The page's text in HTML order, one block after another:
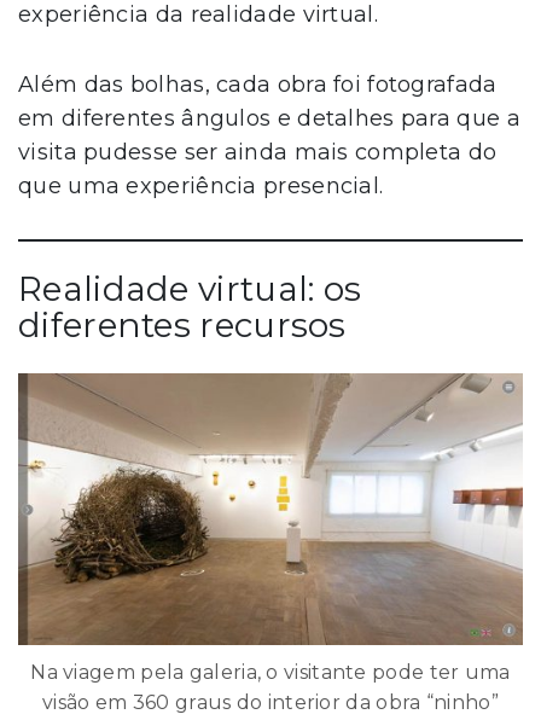
experiência da realidade virtual.
Além das bolhas, cada obra foi fotografada
em diferentes ângulos e detalhes para que a
visita pudesse ser ainda mais completa do
que uma experiência presencial.
Realidade virtual: os
diferentes recursos
Na viagem pela galeria, o visitante pode ter uma
visão em 360 graus do interior da obra “ninho”